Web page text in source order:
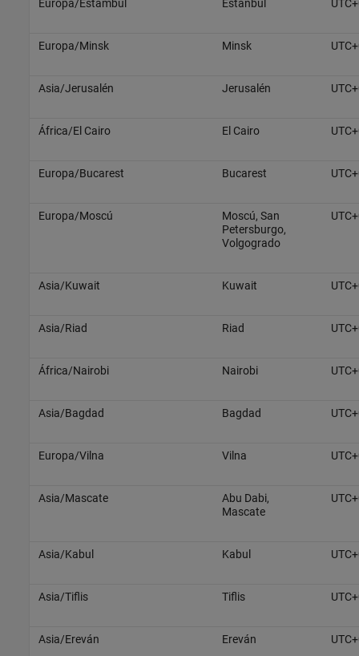
Europa/Estambul Estanbul
Europa/Minsk Minsk
Asia/Jerusalén Jerusalén
África/El Cairo El Cairo
Europa/Bucarest Bucarest
Europa/Moscú
Moscú, San
Petersburgo,
Volgogrado
Asia/Kuwait Kuwait
Asia/Riad Riad
África/Nairobi Nairobi
Asia/Bagdad Bagdad
Europa/Vilna Vilna
Asia/Mascate
Abu Dabi,
Mascate
Asia/Kabul Kabul
Asia/Tiflis Tiflis
Asia/Ereván Ereván